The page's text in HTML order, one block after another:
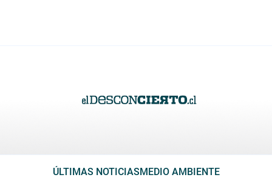
ÚLTIMAS NOTICIASMEDIO AMBIENTE